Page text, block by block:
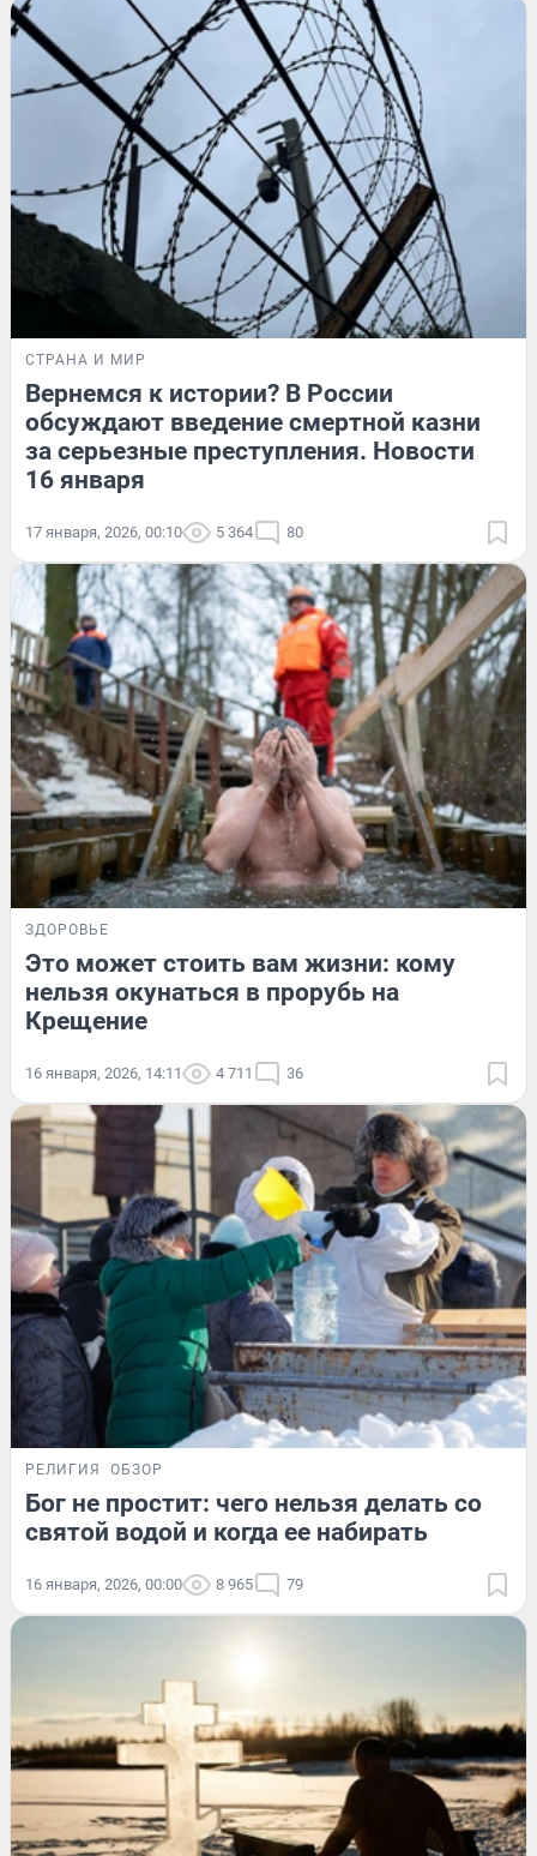
СТРАНА И МИР
Вернемся к истории? В России
обсуждают введение смертной казни
за серьезные преступления. Новости
16 января
17 января, 2026, 00:10 5 364 80
ЗДОРОВЬЕ
Это может стоить вам жизни: кому
нельзя окунаться в прорубь на
Крещение
16 января, 2026, 14:11 4 711 36
РЕЛИГИЯ ОБЗОР
Бог не простит: чего нельзя делать со
святой водой и когда ее набирать
16 января, 2026, 00:00 8 965 79